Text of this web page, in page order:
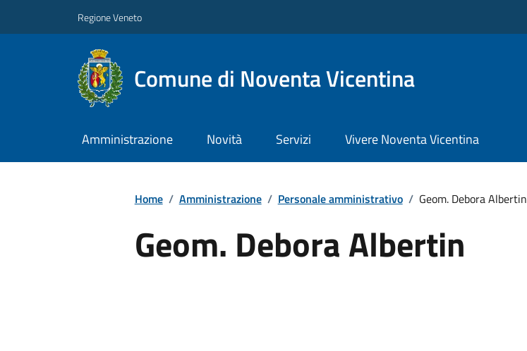
Regione Veneto
Comune di Noventa Vicentina
Amministrazione Novità Servizi Vivere Noventa Vicentina
Home / Amministrazione / Personale amministrativo / Geom. Debora Albertin
Geom. Debora Albertin